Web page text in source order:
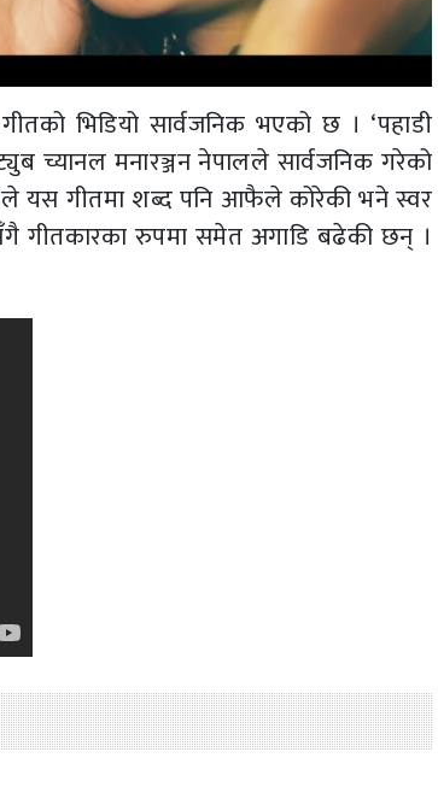
भिडियो सार्वजनिक भएको छ । ‘पहाडी
च्यानल मनारञ्जन नेपालले सार्वजनिक गरेको
यस गीतमा शब्द पनि आफैले कोरेकी भने स्वर
गीतकारका रुपमा समेत अगाडि बढेकी छन् ।